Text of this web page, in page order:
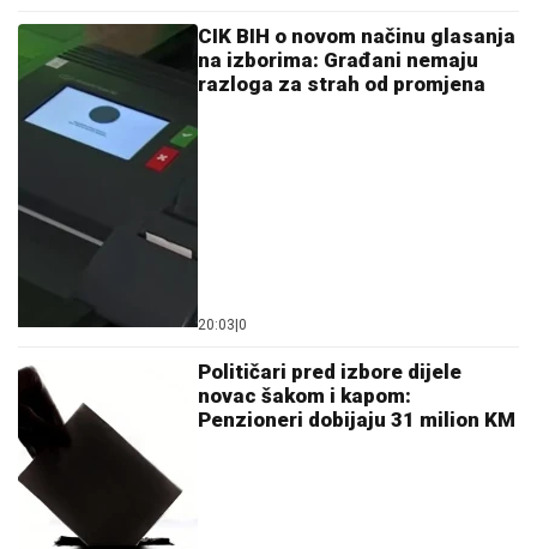
CIK BIH o novom načinu glasanja
na izborima: Građani nemaju
razloga za strah od promjena
20:03|0
Političari pred izbore dijele
novac šakom i kapom:
Penzioneri dobijaju 31 milion KM